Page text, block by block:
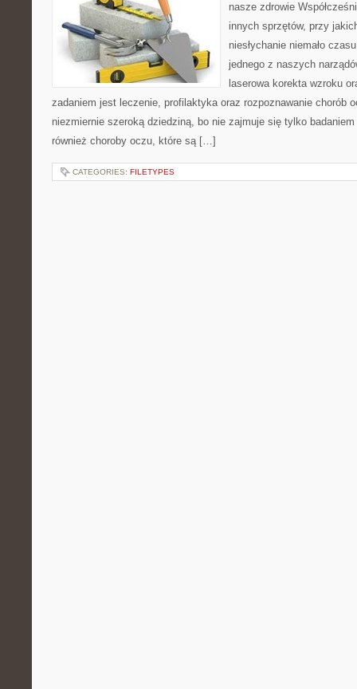
nasze zdrowie
innych sprzętów, przy
niesłychanie niemało
jednego z naszych
laserowa korekta wzroku
zadaniem jest leczenie, profilaktyka oraz rozpoznawanie chorób
niezmiernie szeroką dziedziną, bo nie zajmuje się tylko
również choroby oczu, które są […]
CATEGORIES: FILETYPES